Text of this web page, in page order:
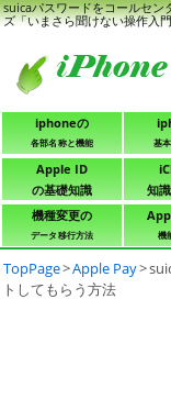
suicaパスワードをコールセ
ズ「いまさら聞けない操作入
iphoneの
各部名称と機能 基
Apple ID
の基礎知識
知
機種変更の
データ移行方法 機
TopPage>Apple Pay>
トしてもらう方法